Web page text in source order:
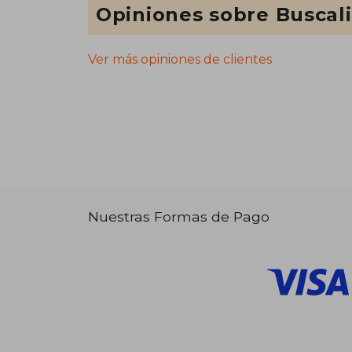
Opiniones sobre
Ver más opiniones de clientes
Nuestras Formas de Pago